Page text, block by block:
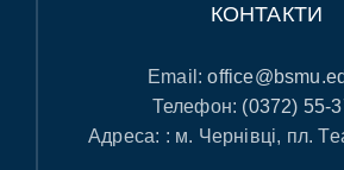
КОНТАКТИ
Email:
Телефон: (0372) 55-
Адреса: : м. Чернівці, пл.